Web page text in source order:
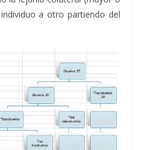
a otro partiendo del